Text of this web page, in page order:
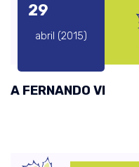
29
abril (2015)
A FERNANDO VI